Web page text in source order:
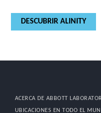
DESCUBRIR ALINITY
ACERCA DE ABBOTT
UBICACIONES EN TODO EL